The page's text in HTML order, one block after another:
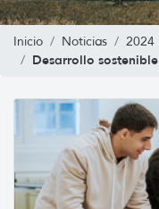
Inicio Noticias 2024
Desarrollo sostenible